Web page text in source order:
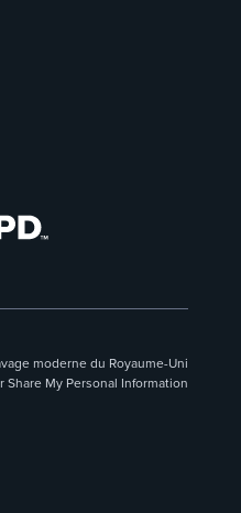
moderne du Royaume-Uni
Share My Personal Information